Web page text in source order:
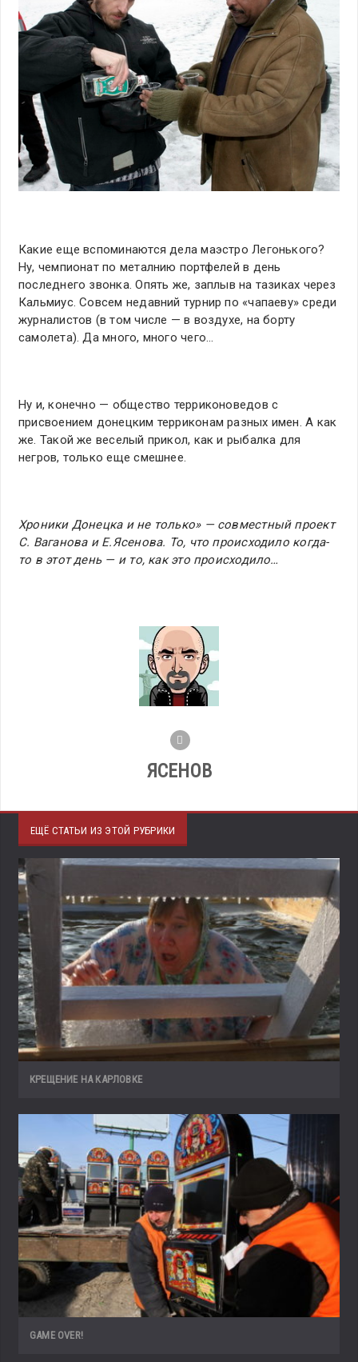
Какие еще вспоминаются дела маэстро Легонького?
Ну, чемпионат по металнию портфелей в день
последнего звонка. Опять же, заплыв на тазиках через
Кальмиус. Совсем недавний турнир по «чапаеву» среди
журналистов (в том числе — в воздухе, на борту
самолета). Да много, много чего…
Ну и, конечно — общество терриконоведов с
присвоением донецким терриконам разных имен. А как
же. Такой же веселый прикол, как и рыбалка для
негров, только еще смешнее.
Хроники Донецка и не только» — совместный проект
С. Ваганова и Е.Ясенова. То, что происходило когда-
то в этот день — и то, как это происходило…
ЯСЕНОВ
ЕЩЁ СТАТЬИ ИЗ ЭТОЙ РУБРИКИ
КРЕЩЕНИЕ НА КАРЛОВКЕ
GAME OVER!